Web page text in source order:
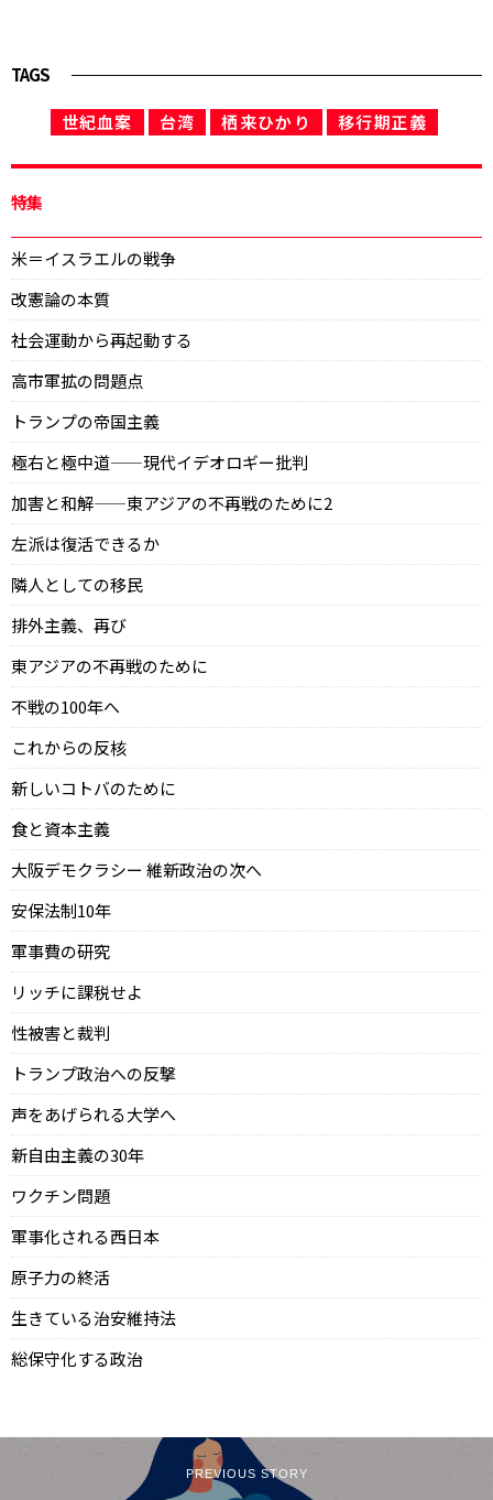
TAGS
世紀血案 台湾 栖来ひかり 移行期正義
特集
米＝イスラエルの戦争
改憲論の本質
社会運動から再起動する
高市軍拡の問題点
トランプの帝国主義
極右と極中道——現代イデオロギー批判
加害と和解——東アジアの不再戦のために2
左派は復活できるか
隣人としての移民
排外主義、再び
東アジアの不再戦のために
不戦の100年へ
これからの反核
新しいコトバのために
食と資本主義
大阪デモクラシー 維新政治の次へ
安保法制10年
軍事費の研究
リッチに課税せよ
性被害と裁判
トランプ政治への反撃
声をあげられる大学へ
新自由主義の30年
ワクチン問題
軍事化される西日本
原子力の終活
生きている治安維持法
総保守化する政治
PREVIOUS STORY